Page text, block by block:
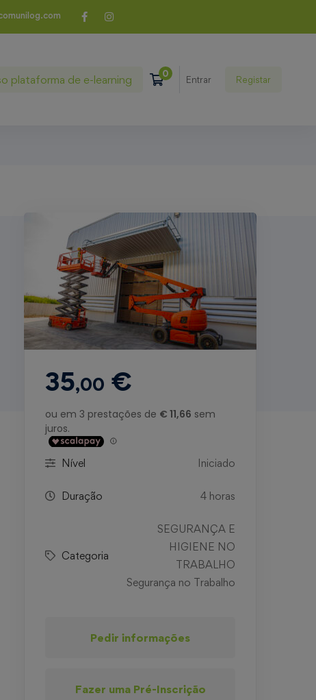
plataforma de e-learning Entrar Registar
35,00 €
Nível Iniciado
Duração 4 horas
Categoria
SEGURANÇA E
HIGIENE NO
TRABALHO
Segurança no Trabalho
Pedir informações
Fazer uma Pré-Inscrição